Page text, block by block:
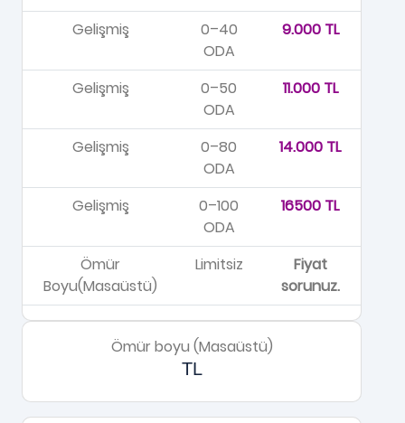
Gelişmiş
0–40
ODA
9.000 TL
Gelişmiş
0–50
ODA
11.000 TL
Gelişmiş
0–80
ODA
14.000 TL
Gelişmiş
0–100
ODA
16500 TL
Ömür
Boyu(Masaüstü)
Limitsiz
Fiyat
sorunuz.
Ömür boyu (Masaüstü)
TL